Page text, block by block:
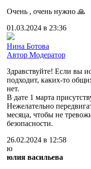
Очень , очень нужно 🙏
01.03.2024 в 23:36
Нина Ботова
Автор Модератор
Здравствуйте! Если вы
подходит, каких-то
нет.
В дате 1 марта
Нежелательно
месяца, чтобы не
безопасности.
26.02.2024 в 12:58
ю
юлия васильева